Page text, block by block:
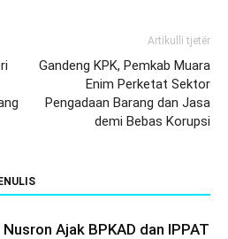
Artikulli tjetër
Gandeng KPK, Pemkab Muara
Enim Perketat Sektor
Pengadaan Barang dan Jasa
demi Bebas Korupsi
Ajak BPKAD dan IPPAT